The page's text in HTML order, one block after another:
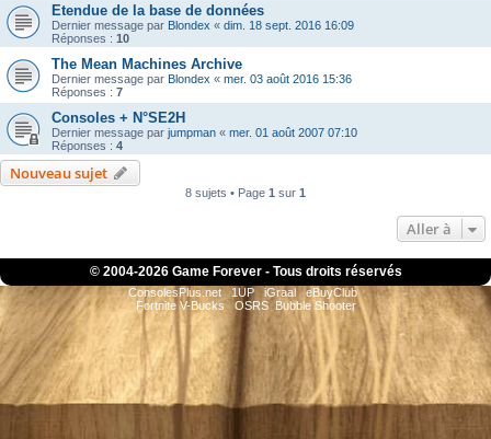
Etendue de la base de données
Dernier message par Blondex « dim. 18 sept. 2016 16:09
Réponses : 10
The Mean Machines Archive
Dernier message par Blondex « mer. 03 août 2016 15:36
Réponses : 7
Consoles + N°SE2H
Dernier message par jumpman « mer. 01 août 2007 07:10
Réponses : 4
Nouveau sujet
8 sujets • Page 1 sur 1
Aller à
© 2004-2026 Game Forever - Tous droits réservés
ConsolesPlus.net 1UP iGraal
eBuyClub
Fortnite V-Bucks
OSRS Bubble Shooter